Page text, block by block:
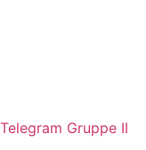
Telegram Gruppe II